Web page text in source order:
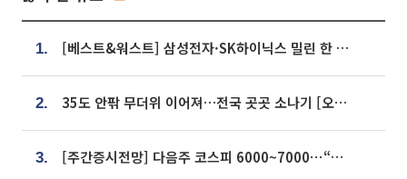
1. [베스트&워스트] 삼성전자·SK하이닉스 밀린 한 주…상상인증권은 85% 급등
2. 35도 안팎 무더위 이어져…전국 곳곳 소나기 [오늘 날씨]
3. [주간증시전망] 다음주 코스피 6000~7000⋯“外人 수급은 정책이 변수”